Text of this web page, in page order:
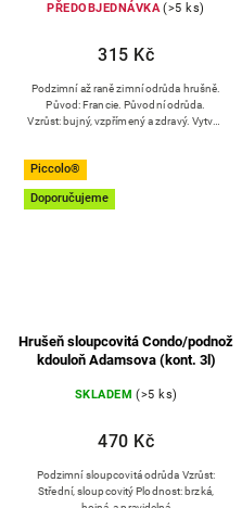
PŘEDOBJEDNÁVKA (>5 ks)
315 Kč
Podzimní až raně zimní odrůda hrušně.
Původ: Francie. Původní odrůda.
Vzrůst: bujný, vzpřímený a zdravý. Vytváří
Piccolo®
Doporučujeme
Hrušeň sloupcovitá Condo/podnož
kdouloň Adamsova (kont. 3l)
SKLADEM (>5 ks)
470 Kč
Podzimní sloupcovitá odrůda Vzrůst:
Střední, sloupcovitý Plodnost: brzká,